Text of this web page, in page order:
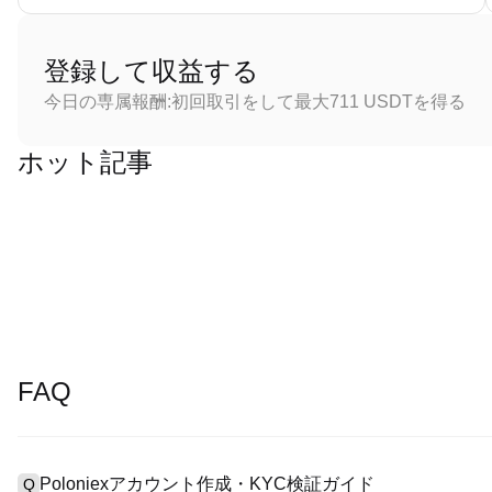
登録して収益する
今日の専属報酬:初回取引をして最大711 USDTを得る
ホット記事
FAQ
Q Poloniexアカウント作成・KYC検証ガイド